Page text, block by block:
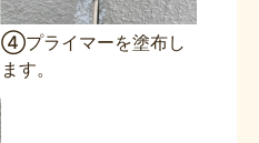
④プライマーを塗布し
ます。